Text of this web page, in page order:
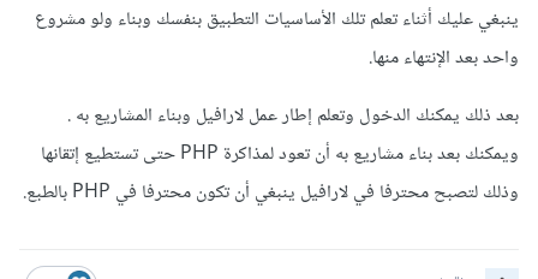
ينبغي عليك أثناء تعلم تلك الأساسيات التطبيق بنفسك وبناء ولو مشروع
واحد بعد الإنتهاء منها.
بعد ذلك يمكنك الدخول وتعلم إطار عمل لارافيل وبناء المشاريع به .
ويمكنك بعد بناء مشاريع به أن تعود لمذاكرة PHP حتى تستطيع إتقانها
وذلك لتصبح محترفا في لارافيل ينبغي أن تكون محترفا في PHP بالطبع.